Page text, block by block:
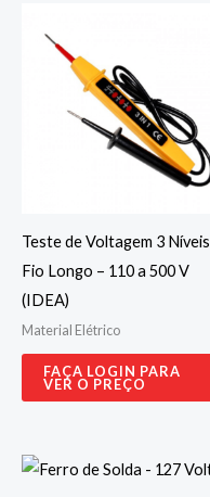
Teste de Voltagem 3 Níveis
Fio Longo – 110 a 500 V
(IDEA)
Material Elétrico
FAÇA LOGIN PARA
VER O PREÇO